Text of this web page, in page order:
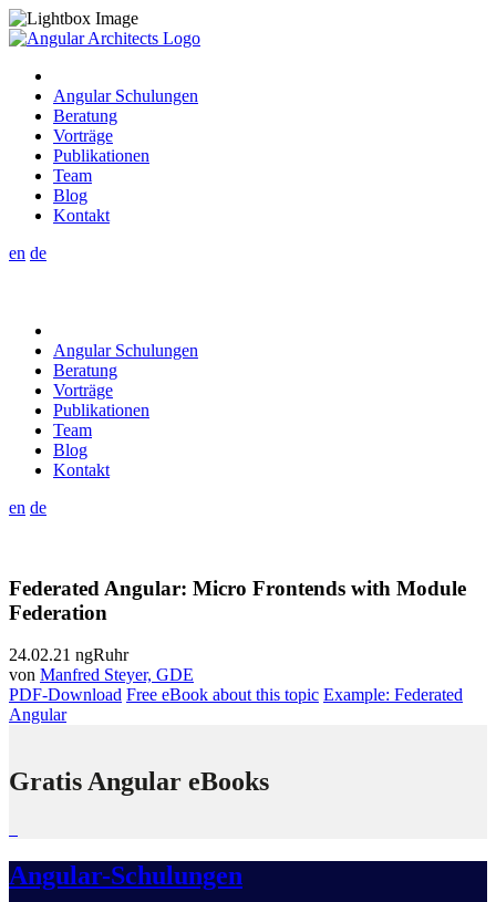
Angular Schulungen
Beratung
Vorträge
Publikationen
Team
Blog
Kontakt
en de
Angular Schulungen
Beratung
Vorträge
Publikationen
Team
Blog
Kontakt
en de
Federated Angular: Micro Frontends with Module
Federation
24.02.21 ngRuhr
von Manfred Steyer, GDE
PDF-Download Free eBook about this topic Example: Federated
Angular
Gratis Angular eBooks
Angular-Schulungen